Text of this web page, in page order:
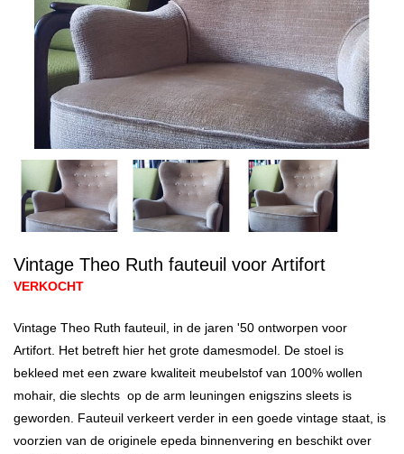
Vintage Theo Ruth fauteuil voor Artifort
VERKOCHT
Vintage Theo Ruth fauteuil, in de jaren '50 ontworpen voor
Artifort. Het betreft hier het grote damesmodel. De stoel is
bekleed met een zware kwaliteit meubelstof van 100% wollen
mohair, die slechts op de arm leuningen enigszins sleets is
geworden. Fauteuil verkeert verder in een goede vintage staat, is
voorzien van de originele epeda binnenvering en beschikt over